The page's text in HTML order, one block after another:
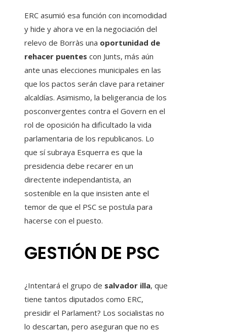
ERC asumió esa función con incomodidad
y hide y ahora ve en la negociación del
relevo de Borràs una oportunidad de
rehacer puentes con Junts, más aún
ante unas elecciones municipales en las
que los pactos serán clave para retainer
alcaldías. Asimismo, la beligerancia de los
posconvergentes contra el Govern en el
rol de oposición ha dificultado la vida
parlamentaria de los republicanos. Lo
que sí subraya Esquerra es que la
presidencia debe recarer en un
directente independantista, an
sostenible en la que insisten ante el
temor de que el PSC se postula para
hacerse con el puesto.
GESTIÓN DE PSC
¿Intentará el grupo de salvador illa, que
tiene tantos diputados como ERC,
presidir el Parlament? Los socialistas no
lo descartan, pero aseguran que no es